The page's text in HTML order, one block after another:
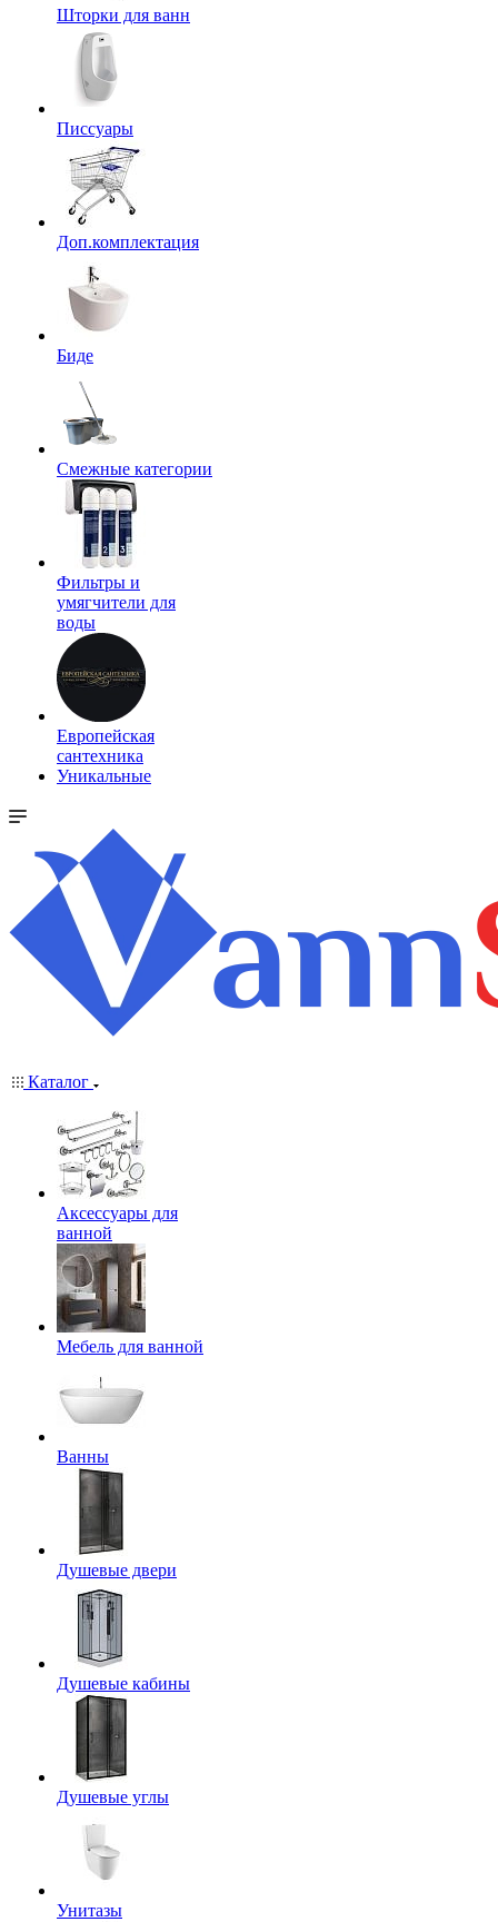
Шторки для ванн
Писсуары
Доп.комплектация
Биде
Смежные категории
Фильтры и
умягчители для
воды
Европейская
сантехника
Уникальные
Каталог
Аксессуары для
ванной
Мебель для ванной
Ванны
Душевые двери
Душевые кабины
Душевые углы
Унитазы